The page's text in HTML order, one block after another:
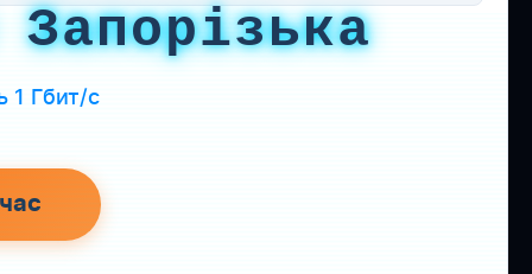
1 Гбит/с